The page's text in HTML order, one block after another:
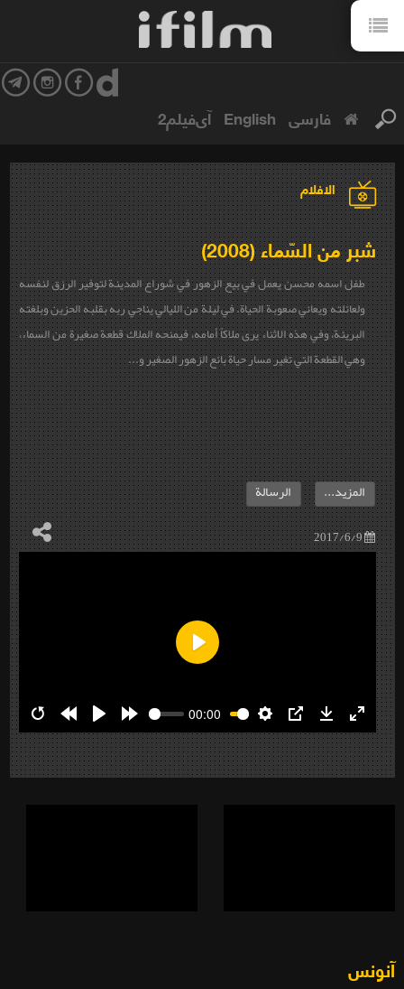
فارسی English آی‌فیلم2
الافلام
شبر من السّماء (2008)
طفل اسمه محسن يعمل في بيع الزهور في شوراع المدينة لتوفير الرزق لنفسه
ولعائلته ويعاني صعوبة الحياة. في ليلة من الليالي يناجي ربه بقلبه الحزين وبلغته
البريئة، وفي هذه الاثناء يرى ملاكاً أمامه، فيمنحه الملاك قطعة صغيرة من السماء،
وهي القطعة التي تغير مسار حياة بائع الزهور الصغير و...
2017/6/9
المزيد... الرسالة
RestartRewind
10s
Play Forward
10s
00:00
Settings
PIP Download
Enter
Play
آنونس